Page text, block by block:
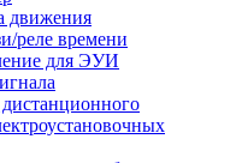
движения
реле времени
для ЭУИ